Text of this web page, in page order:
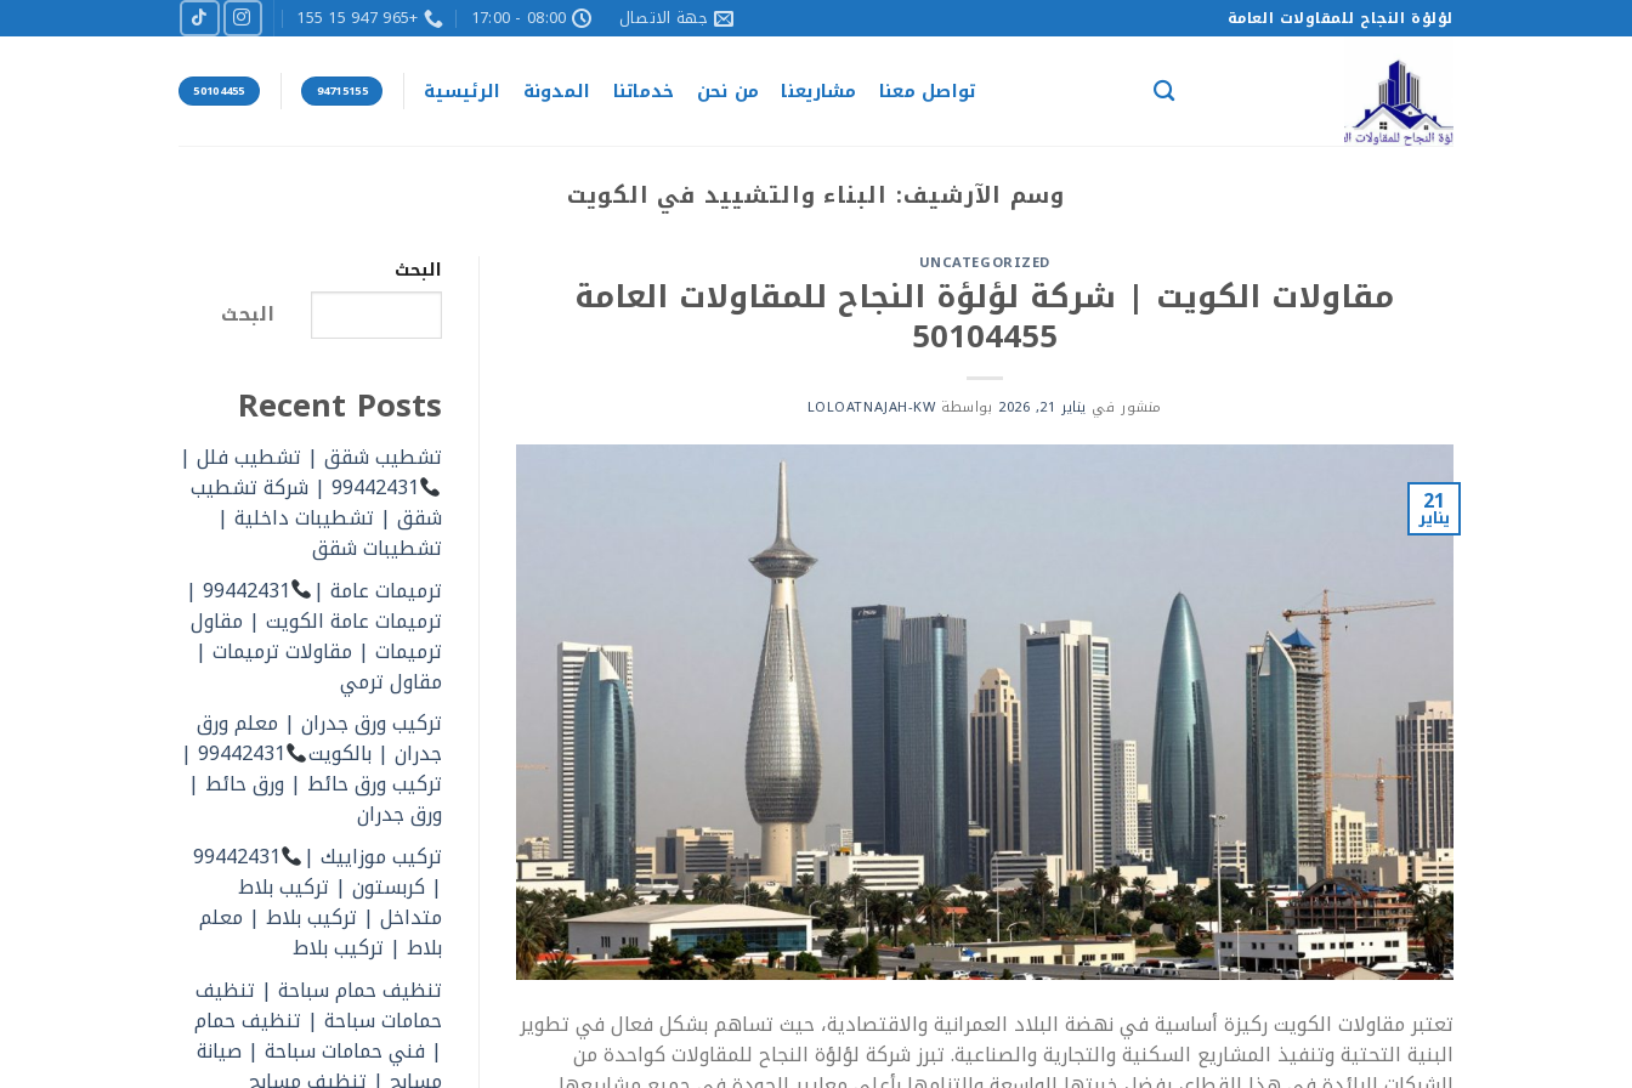
للمحتوى
لؤلؤة النجاح للمقاولات العامة جهة الاتصال 08:00 - 17:00
+965 947 15 155
تواصل معنا مشاريعنا من نحن خدماتنا المدونة الرئيسية 94715155
50104455
وسم الآرشيف: البناء والتشييد في الكويت
UNCATEGORIZED
مقاولات الكويت | شركة لؤلؤة النجاح للمقاولات العامة
50104455
منشور في يناير 21, 2026 بواسطةLOLOATNAJAH-KW
21
يناير
تعتبر مقاولات الكويت ركيزة أساسية في نهضة البلاد العمرانية والاقتصادية، حيث تساهم بشكل فعال في تطوير
البنية التحتية وتنفيذ المشاريع السكنية والتجارية والصناعية. تبرز شركة لؤلؤة النجاح للمقاولات كواحدة من
البحث
البحث
Recent Posts
تشطيب شقق | تشطيب فلل |
99442431 | شركة تشطيب
شقق | تشطيبات داخلية |
تشطيبات شقق
ترميمات عامة |
99442431 |
ترميمات عامة الكويت | مقاول
ترميمات | مقاولات ترميمات |
مقاول ترمي
تركيب ورق جدران | معلم ورق
جدران | بالكويت
99442431 |
تركيب ورق حائط | ورق حائط |
ورق جدران
تركيب موزاييك |
99442431
| كربستون | تركيب بلاط
متداخل | تركيب بلاط | معلم
بلاط | تركيب بلاط
تنظيف حمام سباحة | تنظيف
حمامات سباحة | تنظيف حمام
| فني حمامات سباحة | صيانة